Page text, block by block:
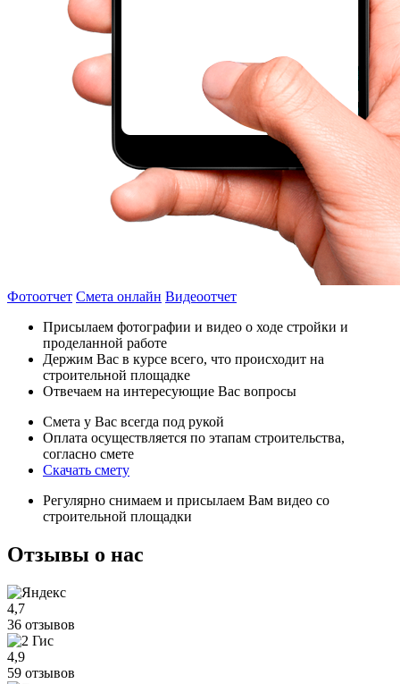
Фотоотчет Смета онлайн Видеоотчет
Присылаем фотографии и видео о ходе стройки и
проделанной работе
Держим Вас в курсе всего, что происходит на
строительной площадке
Отвечаем на интересующие Вас вопросы
Смета у Вас всегда под рукой
Оплата осуществляется по этапам строительства,
согласно смете
Скачать смету
Регулярно снимаем и присылаем Вам видео со
строительной площадки
Отзывы о нас
4,7
36 отзывов
4,9
59 отзывов